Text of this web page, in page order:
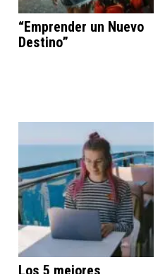
“Emprender un Nuevo
Destino”